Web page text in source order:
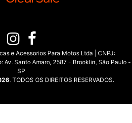
e Acessorios Para Motos Ltda | CNPJ:
Santo Amaro, 2587 - Brooklin, São Paulo -
SP
. TODOS OS DIREITOS RESERVADOS.